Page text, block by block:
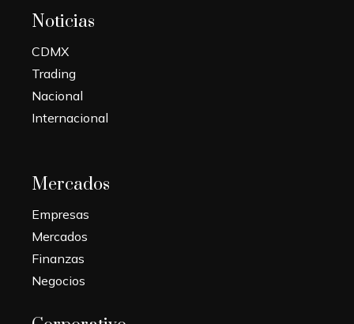
Noticias
CDMX
Trading
Nacional
Internacional
Mercados
Empresas
Mercados
Finanzas
Negocios